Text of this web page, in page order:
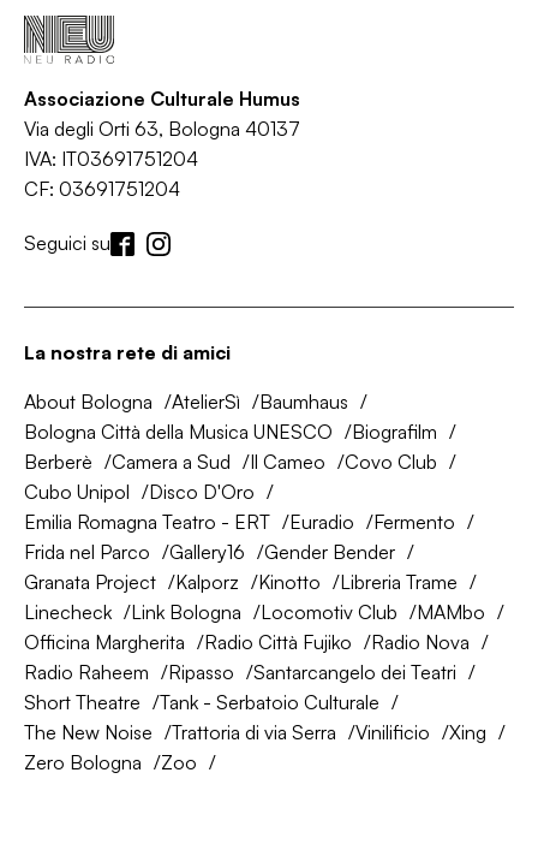
Associazione Culturale Humus
Via degli Orti 63, Bologna 40137
IVA: IT03691751204
CF: 03691751204
Seguici su
La nostra rete di amici
About Bologna AtelierSì
Baumhaus
Bologna Città della Musica UNESCO
Biografilm
Berberè
Camera a Sud Il Cameo
Covo Club
Cubo Unipol
Disco D'Oro
Emilia Romagna Teatro - ERT
Euradio
Fermento
Frida nel Parco
Gallery16
Gender Bender
Granata Project
Kalporz Kinotto
Libreria Trame
Linecheck
Link Bologna Locomotiv Club
MAMbo
Officina Margherita
Radio Città Fujiko
Radio Nova
Radio Raheem
Ripasso
Santarcangelo dei Teatri
Short Theatre
Tank - Serbatoio Culturale
The New Noise
Trattoria di via Serra Vinilificio
Xing
Zero Bologna
Zoo